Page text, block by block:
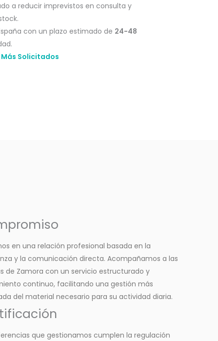
a reducir imprevistos en consulta y
con un plazo estimado de 24-48
Solicitados
en una relación profesional basada en la
y la comunicación directa. Acompañamos a las
de Zamora con un servicio estructurado y
continuo, facilitando una gestión más
del material necesario para su actividad diaria.
que gestionamos cumplen la regulación